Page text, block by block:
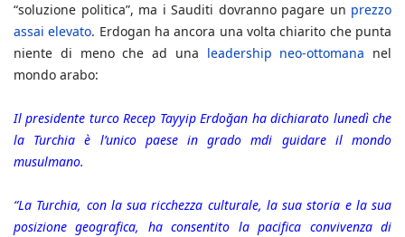
“soluzione politica”, ma i Sauditi dovranno pagare un prezzo
assai elevato. Erdogan ha ancora una volta chiarito che punta
niente di meno che ad una leadership neo-ottomana nel
mondo arabo:
Il presidente turco Recep Tayyip Erdoğan ha dichiarato lunedì che
la Turchia è l’unico paese in grado mdi guidare il mondo
musulmano.
“La Turchia, con la sua ricchezza culturale, la sua storia e la sua
posizione geografica, ha consentito la pacifica convivenza di